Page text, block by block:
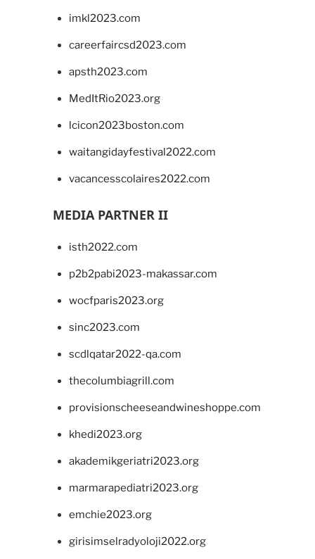
imkl2023.com
careerfaircsd2023.com
apsth2023.com
MedItRio2023.org
lcicon2023boston.com
waitangidayfestival2022.com
vacancesscolaires2022.com
MEDIA PARTNER II
isth2022.com
p2b2pabi2023-makassar.com
wocfparis2023.org
sinc2023.com
scdlqatar2022-qa.com
thecolumbiagrill.com
provisionscheeseandwineshoppe.com
khedi2023.org
akademikgeriatri2023.org
marmarapediatri2023.org
emchie2023.org
girisimselradyoloji2022.org